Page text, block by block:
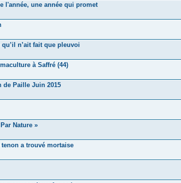
l'année, une année qui promet
n’ait fait que pleuvoi
à Saffré (44)
de Paille Juin 2015
Nature »
a trouvé mortaise